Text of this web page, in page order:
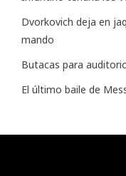
Dvorkovich deja en
mando
Butacas para
El último baile de